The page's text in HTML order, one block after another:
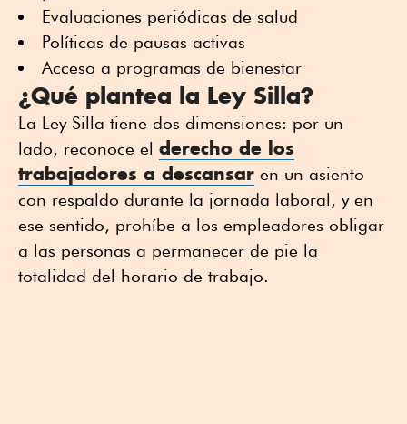
Evaluaciones periódicas de salud
Políticas de pausas activas
Acceso a programas de bienestar
¿Qué plantea la Ley Silla?
La Ley Silla tiene dos dimensiones: por un
lado, reconoce el derecho de los
trabajadores a descansar en un asiento
con respaldo durante la jornada laboral, y en
ese sentido, prohíbe a los empleadores obligar
a las personas a permanecer de pie la
totalidad del horario de trabajo.